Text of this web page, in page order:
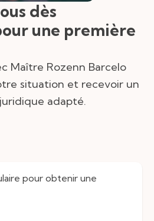
pour obtenir une
dès
une première
Maître Rozenn Barcelo
situation et recevoir un
adapté.